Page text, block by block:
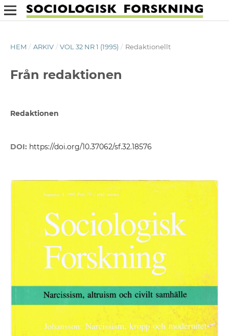
HEM / ARKIV / VOL 32 NR 1 (1995) / Redaktionellt
Från redaktionen
Redaktionen
DOI: https://doi.org/10.37062/sf.32.18576